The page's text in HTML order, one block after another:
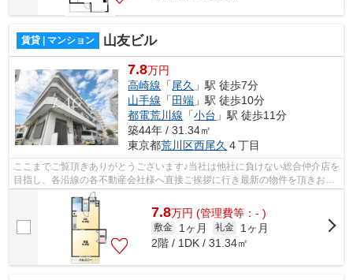
賃貸 | マンション 山友ビル
7.8万円
高崎線 「尾久 」駅 徒歩7分
山手線 「 田端 」駅 徒歩10分
都電荒川線 「小台 」駅 徒歩11分
築44年 / 31.34㎡
東京都荒川区西尾久 ４丁目
ここまでご覧頂きありがとうございます♪当社は他社に負けない総合仲介店を
目指し、各沿線の各不動産会社様へ直接ご挨拶に行き最新の物件を頂きお客
様へ提供しております！最新の情報は...
7.8万円 (管理費等：- )
敷金 1ヶ月 礼金
1ヶ月
2階 / 1DK / 31.34㎡